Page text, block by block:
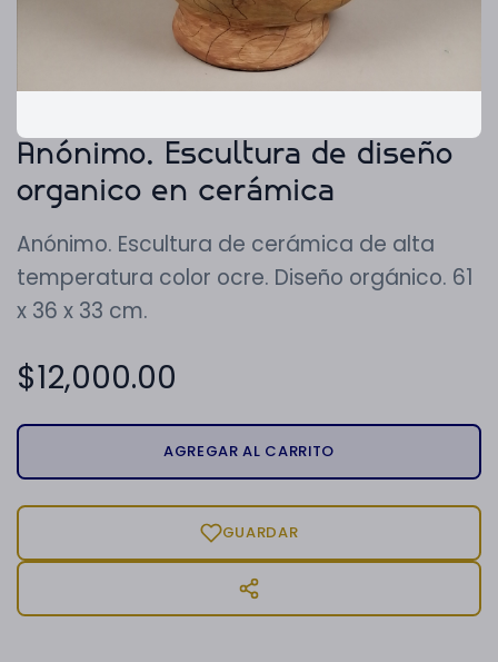
Anónimo. Escultura de diseño
organico en cerámica
Anónimo. Escultura de cerámica de alta
temperatura color ocre. Diseño orgánico. 61
x 36 x 33 cm.
$12,000.00
AGREGAR AL CARRITO
GUARDAR